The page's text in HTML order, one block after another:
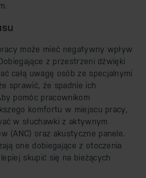
może mieć negatywny wpływ
z przestrzeni dźwięki
całą uwagę osób ze specjalnymi
sprawić, że spadnie ich
pomóc pracownikom
komfortu w miejscu pracy,
w słuchawki z aktywnym
(ANC) oraz akustyczne panele.
one dobiegające z otoczenia
skupić się na bieżących